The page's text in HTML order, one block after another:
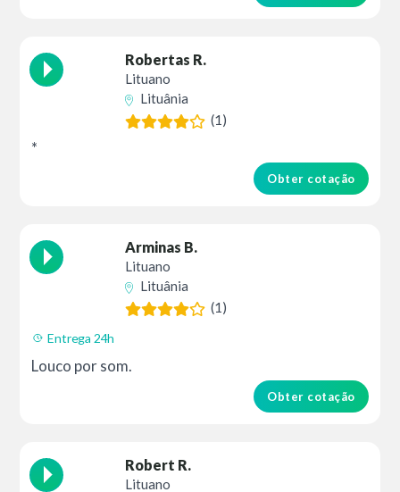
Robertas R.
Lituano
Lituânia
(1)
*
Obter cotação
Arminas B.
Lituano
Lituânia
(1)
Entrega 24h
Louco por som.
Obter cotação
Robert R.
Lituano